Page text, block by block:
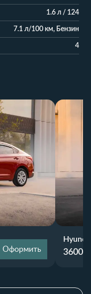
1.6 л / 124
7.1 л/100 км, Бензин
4
Оформить 3600